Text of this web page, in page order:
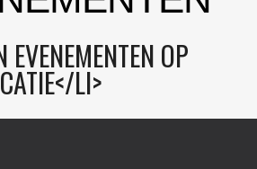
EVENEMENTEN OP
LI>